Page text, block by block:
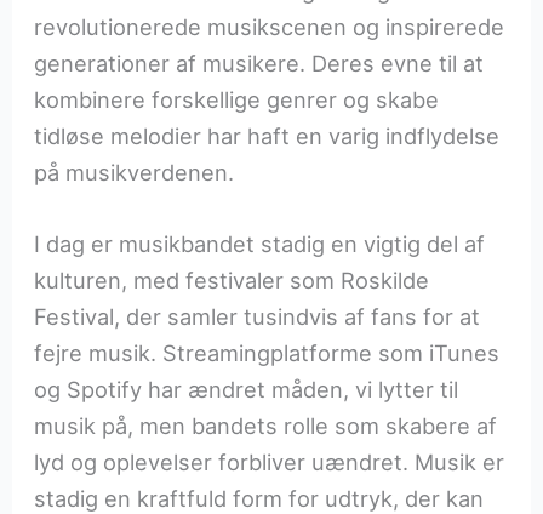
revolutionerede musikscenen og inspirerede
generationer af musikere. Deres evne til at
kombinere forskellige genrer og skabe
tidløse melodier har haft en varig indflydelse
på musikverdenen.
I dag er musikbandet stadig en vigtig del af
kulturen, med festivaler som Roskilde
Festival, der samler tusindvis af fans for at
fejre musik. Streamingplatforme som iTunes
og Spotify har ændret måden, vi lytter til
musik på, men bandets rolle som skabere af
lyd og oplevelser forbliver uændret. Musik er
stadig en kraftfuld form for udtryk, der kan